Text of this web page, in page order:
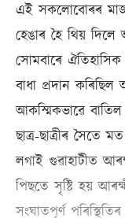
এই সকলোবোৰৰ
হেঙাৰ হৈ থিয়
সোমবাৰে
বাধা প্ৰদান
আকস্মিকভাৱে বাতিল
ছাত্ৰ-ছাত্ৰীৰ সৈতে
লগাই গুৱাহাটীত
পিছতে সৃষ্টি হয়
সংঘাতপূৰ্ণ